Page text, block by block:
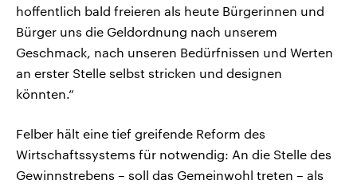
hoffentlich bald freieren als heute Bürgerinnen und
Bürger uns die Geldordnung nach unserem
Geschmack, nach unseren Bedürfnissen und Werten
an erster Stelle selbst stricken und designen
könnten.“
Felber hält eine tief greifende Reform des
Wirtschaftssystems für notwendig: An die Stelle des
Gewinnstrebens – soll das Gemeinwohl treten – als